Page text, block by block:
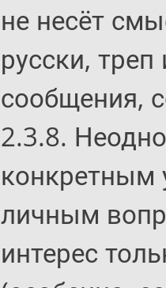
не несёт
русски,
сообщения,
2.3.8.
конкретным
личным
интерес